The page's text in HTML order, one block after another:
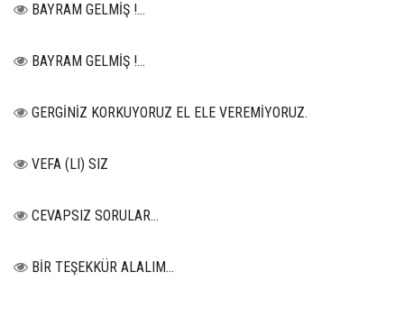
BAYRAM GELMİŞ !...
BAYRAM GELMİŞ !...
GERGİNİZ KORKUYORUZ EL ELE VEREMİYORUZ.
VEFA (LI) SIZ
CEVAPSIZ SORULAR…
BİR TEŞEKKÜR ALALIM...